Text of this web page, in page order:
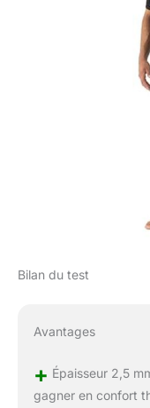
Bilan du test
Avantages
+ Épaisseur 2,5
gagner en confort